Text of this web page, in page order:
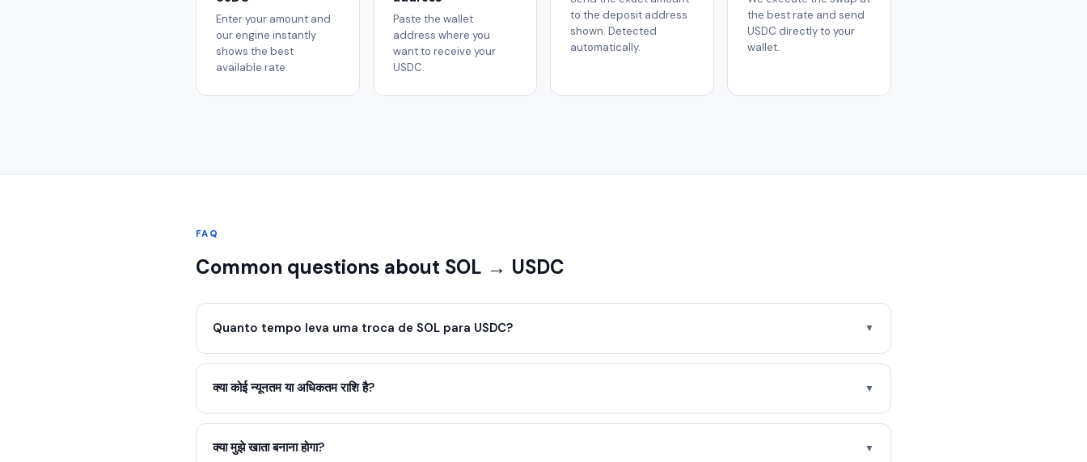
Enter your amount and
our engine instantly
shows the best
available rate.
Paste the wallet
address where you
want to receive your
USDC.
to the deposit address
shown. Detected
automatically.
the best rate and send
USDC directly to your
wallet.
FAQ
Common questions about SOL → USDC
Quanto tempo leva uma troca de SOL para USDC? ▼
क्या कोई न्यूनतम या अधिकतम राशि है? ▼
क्या मुझे खाता बनाना होगा? ▼